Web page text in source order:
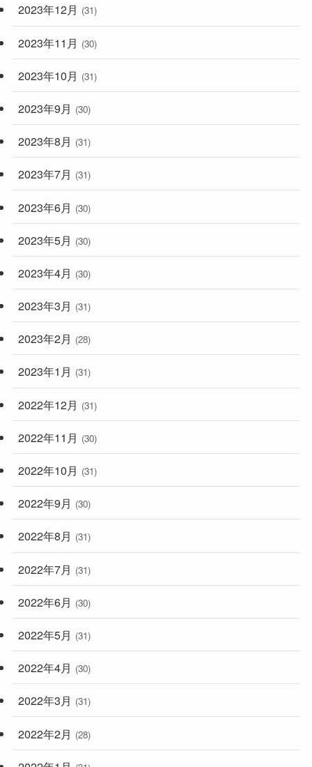
2023年12月 (31)
2023年11月 (30)
2023年10月 (31)
2023年9月 (30)
2023年8月 (31)
2023年7月 (31)
2023年6月 (30)
2023年5月 (30)
2023年4月 (30)
2023年3月 (31)
2023年2月 (28)
2023年1月 (31)
2022年12月 (31)
2022年11月 (30)
2022年10月 (31)
2022年9月 (30)
2022年8月 (31)
2022年7月 (31)
2022年6月 (30)
2022年5月 (31)
2022年4月 (30)
2022年3月 (31)
2022年2月 (28)